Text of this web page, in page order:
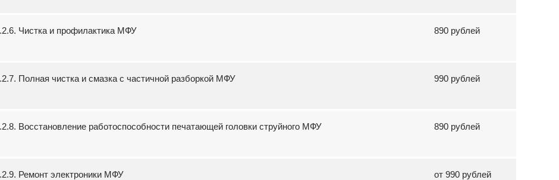
Чистка и профилактика МФУ 890 рублей
Полная чистка и смазка с частичной разборкой МФУ 990 рублей
Восстановление работоспособности печатающей головки струйного МФУ 890 рублей
Ремонт электроники МФУ от 990 рублей